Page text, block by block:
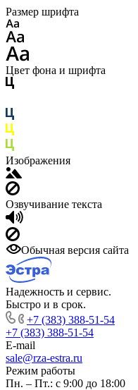
Размер шрифта
Цвет фона и шрифта
Изображения
Озвучивание текста
Обычная версия сайта
Надежность и сервис.
Быстро и в срок.
+7 (383) 388-51-54
+7 (383) 388-51-54
E-mail
sale@rza-estra.ru
Режим работы
Пн. – Пт.: с 9:00 до 18:00